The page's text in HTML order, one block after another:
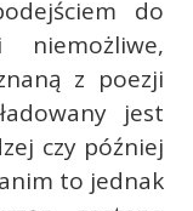
do
z poezji
jest
czy później
to jednak